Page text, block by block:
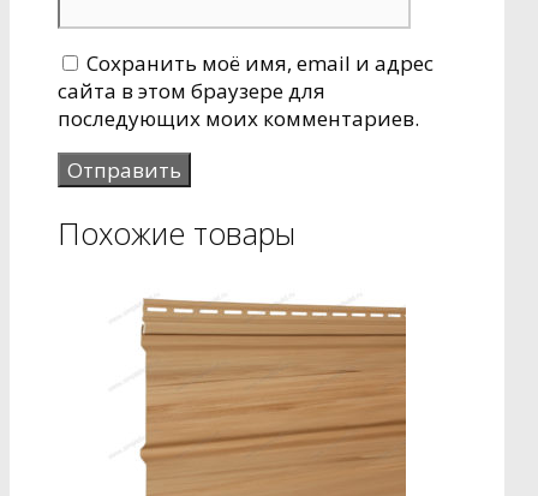
Сохранить моё имя, email и адрес
сайта в этом браузере для
последующих моих комментариев.
Похожие товары